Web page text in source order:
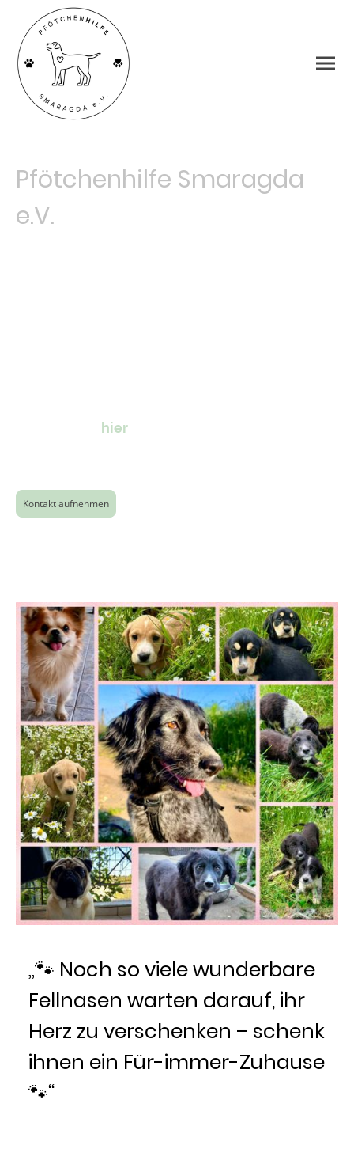
Pfötchenhilfe Smaragda
e.V.
hier
Kontakt aufnehmen
„🐾 Noch so viele wunderbare
Fellnasen warten darauf, ihr
Herz zu verschenken – schenk
ihnen ein Für-immer-Zuhause
🐾“